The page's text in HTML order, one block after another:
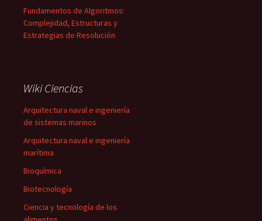
Fundamentos de Algoritmos:
Complejidad, Estructuras y
Estrategias de Resolución
Wiki Ciencias
Arquitectura naval e ingeniería
de sistemas marinos
Arquitectura naval e ingeniería
marítima
Bioquímica
Biotecnología
Ciencia y tecnología de los